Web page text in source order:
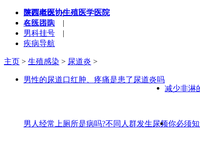
陕西老医协生殖医学医院
在线咨询
医院概况|
名医团队 |
男科挂号 |
疾病导航
主页 > 生殖感染 > 尿道炎 >
男性的尿道口红肿、疼痛是患了尿道炎吗
减少非淋
男人经常上厕所是病吗?不同人群发生尿频你必须